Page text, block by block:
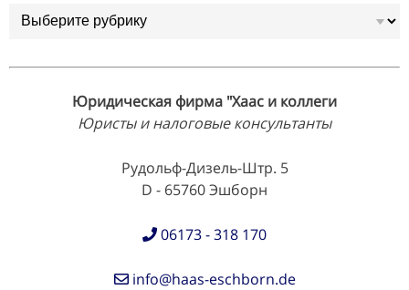
Рубрики
Юридическая фирма "Хаас и коллеги
Юристы и налоговые консультанты
Рудольф-Дизель-Штр. 5
D - 65760 Эшборн
06173 - 318 170
info@haas-eschborn.de